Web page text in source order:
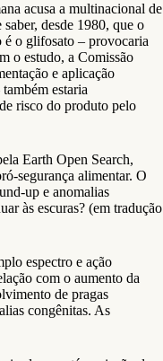
acusa a multinacional de
desde 1980, que o
o glifosato – provocaria
o estudo, a Comissão
e aplicação
estaria
risco do produto pelo
Earth Open Search,
segurança alimentar. O
up e anomalias
às escuras? (em tradução
espectro e ação
com o aumento da
de pragas
congênitas. As